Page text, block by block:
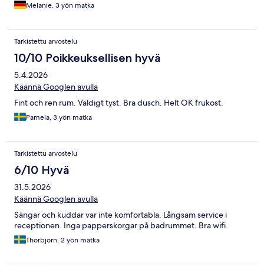
Melanie, 3 yön matka
Tarkistettu arvostelu
10/10 Poikkeuksellisen hyvä
5.4.2026
Käännä Googlen avulla
Fint och ren rum. Väldigt tyst. Bra dusch. Helt OK frukost.
Pamela, 3 yön matka
Tarkistettu arvostelu
6/10 Hyvä
31.5.2026
Käännä Googlen avulla
Sängar och kuddar var inte komfortabla. Långsam service i
receptionen. Inga papperskorgar på badrummet. Bra wifi.
Thorbjörn, 2 yön matka